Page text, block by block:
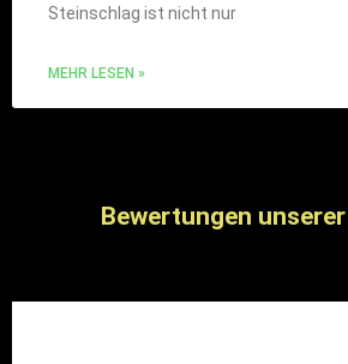
Steinschlag ist nicht nur
MEHR LESEN »
Bewertungen